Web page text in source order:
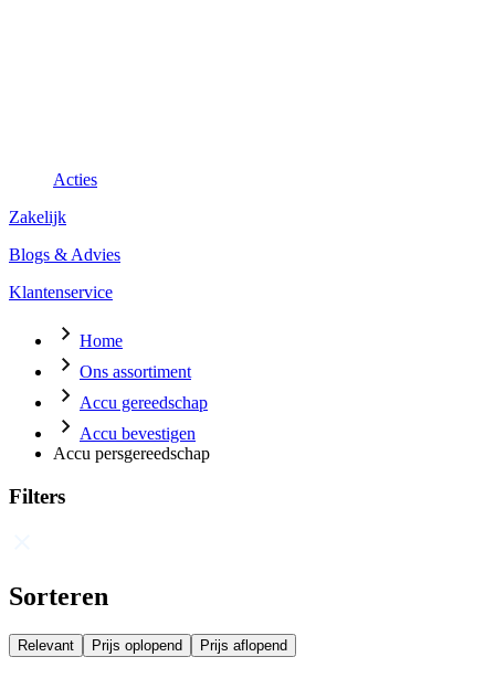
Acties
Zakelijk
Blogs & Advies
Klantenservice
Home
Ons assortiment
Accu gereedschap
Accu bevestigen
Accu persgereedschap
Filters
Sorteren
Relevant Prijs oplopend Prijs aflopend